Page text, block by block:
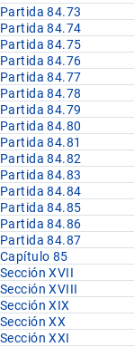
Partida 84.73
Partida 84.74
Partida 84.75
Partida 84.76
Partida 84.77
Partida 84.78
Partida 84.79
Partida 84.80
Partida 84.81
Partida 84.82
Partida 84.83
Partida 84.84
Partida 84.85
Partida 84.86
Partida 84.87
Capítulo 85
Sección XVII
Sección XVIII
Sección XIX
Sección XX
Sección XXI